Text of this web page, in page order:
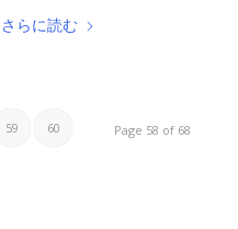
さらに読む
Page 58 of 68
59 60